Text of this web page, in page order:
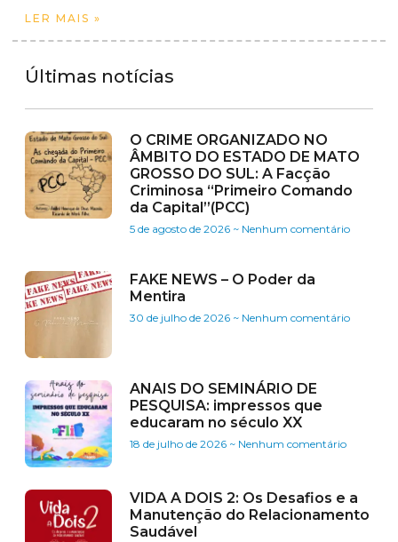
LER MAIS »
Últimas notícias
O CRIME ORGANIZADO NO
ÂMBITO DO ESTADO DE MATO
GROSSO DO SUL: A Facção
Criminosa “Primeiro Comando
da Capital”(PCC)
5 de agosto de 2026 Nenhum comentário
FAKE NEWS – O Poder da
Mentira
30 de julho de 2026 Nenhum comentário
ANAIS DO SEMINÁRIO DE
PESQUISA: impressos que
educaram no século XX
18 de julho de 2026 Nenhum comentário
VIDA A DOIS 2: Os Desafios e a
Manutenção do Relacionamento
Saudável